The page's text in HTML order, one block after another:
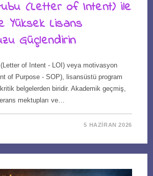
(Letter of Intent) ile
Yüksek Lisans
Güçlendirin
of Intent - LOI) veya motivasyon
of Purpose - SOP), lisansüstü program
belgelerden biridir. Akademik geçmiş,
mektupları ve…
5 HAZIRAN 2026